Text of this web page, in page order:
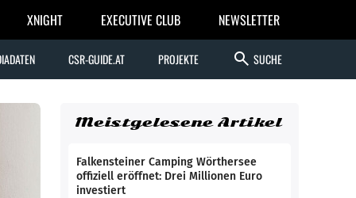
XNIGHT EXECUTIVE CLUB NEWSLETTER
CSR-GUIDE.AT PROJEKTE search SUCHE
Meistgelesene Artikel
Falkensteiner Camping Wörthersee
offiziell eröffnet: Drei Millionen Euro
investiert